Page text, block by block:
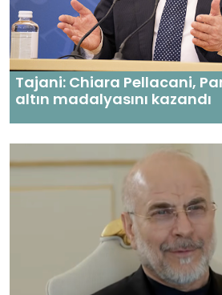
Tajani: Chiara Pellacani,
altın madalyasını kazandı